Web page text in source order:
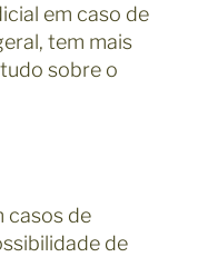
em caso de
tem mais
sobre o
casos de
de